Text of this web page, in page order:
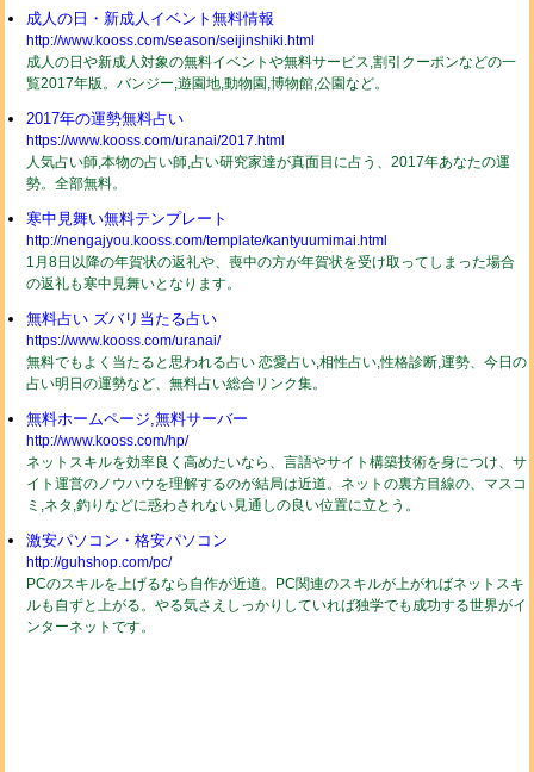
成人の日・新成人イベント無料情報
http://www.kooss.com/season/seijinshiki.html
成人の日や新成人対象の無料イベントや無料サービス,割引クーポンなどの一
覧2017年版。バンジー,遊園地,動物園,博物館,公園など。
2017年の運勢無料占い
https://www.kooss.com/uranai/2017.html
人気占い師,本物の占い師,占い研究家達が真面目に占う、2017年あなたの運
勢。全部無料。
寒中見舞い無料テンプレート
http://nengajyou.kooss.com/template/kantyuumimai.html
1月8日以降の年賀状の返礼や、喪中の方が年賀状を受け取ってしまった場合
の返礼も寒中見舞いとなります。
無料占い ズバリ当たる占い
https://www.kooss.com/uranai/
無料でもよく当たると思われる占い 恋愛占い,相性占い,性格診断,運勢、今日の
占い明日の運勢など、無料占い総合リンク集。
無料ホームページ,無料サーバー
http://www.kooss.com/hp/
ネットスキルを効率良く高めたいなら、言語やサイト構築技術を身につけ、サ
イト運営のノウハウを理解するのが結局は近道。ネットの裏方目線の、マスコ
ミ,ネタ,釣りなどに惑わされない見通しの良い位置に立とう。
激安パソコン・格安パソコン
http://guhshop.com/pc/
PCのスキルを上げるなら自作が近道。PC関連のスキルが上がればネットスキ
ルも自ずと上がる。やる気さえしっかりしていれば独学でも成功する世界がイ
ンターネットです。